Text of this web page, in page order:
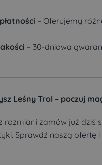
– Oferujemy
– 30-dniowa
Leśny Trol – poczuj
rozmiar i zamów już dziś
Sprawdź naszą